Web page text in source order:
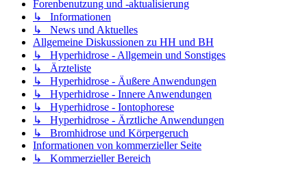
Forenbenutzung und -aktualisierung
↳ Informationen
↳ News und Aktuelles
Allgemeine Diskussionen zu HH und BH
↳ Hyperhidrose - Allgemein und Sonstiges
↳ Ärzteliste
↳ Hyperhidrose - Äußere Anwendungen
↳ Hyperhidrose - Innere Anwendungen
↳ Hyperhidrose - Iontophorese
↳ Hyperhidrose - Ärztliche Anwendungen
↳ Bromhidrose und Körpergeruch
Informationen von kommerzieller Seite
↳ Kommerzieller Bereich